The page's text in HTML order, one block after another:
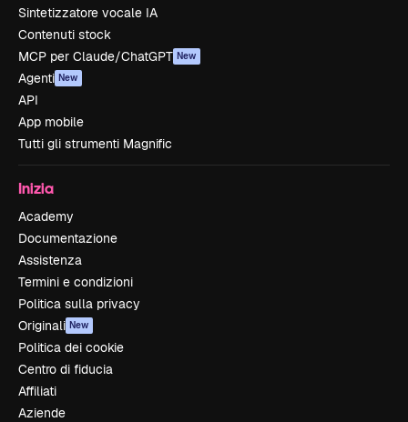
Sintetizzatore vocale IA
Contenuti stock
MCP per Claude/ChatGPT New
Agenti New
API
App mobile
Tutti gli strumenti Magnific
Inizia
Academy
Documentazione
Assistenza
Termini e condizioni
Politica sulla privacy
Originali New
Politica dei cookie
Centro di fiducia
Affiliati
Aziende